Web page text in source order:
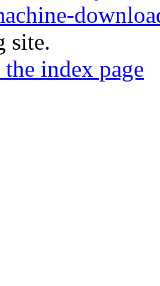
site.
index page